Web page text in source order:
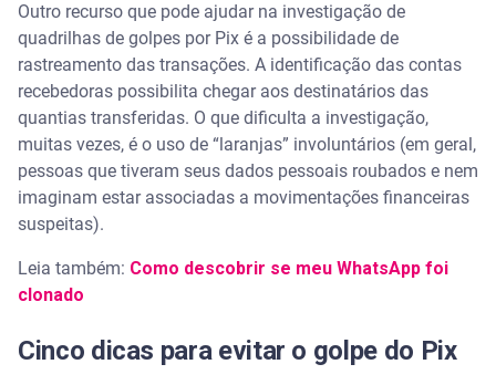
Outro recurso que pode ajudar na investigação de
quadrilhas de golpes por Pix é a possibilidade de
rastreamento das transações. A identificação das contas
recebedoras possibilita chegar aos destinatários das
quantias transferidas. O que dificulta a investigação,
muitas vezes, é o uso de “laranjas” involuntários (em geral,
pessoas que tiveram seus dados pessoais roubados e nem
imaginam estar associadas a movimentações financeiras
suspeitas).
Leia também: Como descobrir se meu WhatsApp foi
clonado
Cinco dicas para evitar o golpe do Pix